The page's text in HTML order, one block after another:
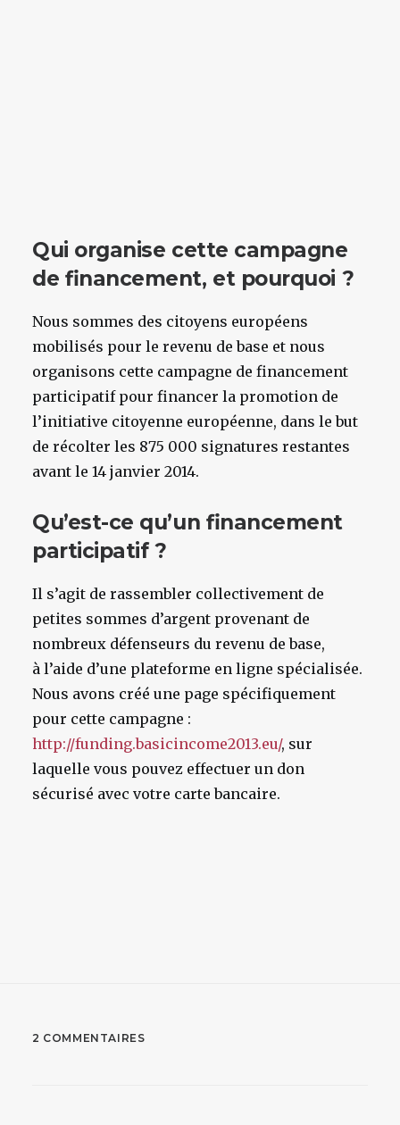
Qui organise cette campagne
de financement, et pourquoi ?
Nous sommes des citoyens européens
mobilisés pour le revenu de base et nous
organisons cette campagne de financement
participatif pour financer la promotion de
l’initiative citoyenne européenne, dans le but
de récolter les 875 000 signatures restantes
avant le 14 janvier 2014.
Qu’est-ce qu’un financement
participatif ?
Il s’agit de rassembler collectivement de
petites sommes d’argent provenant de
nombreux défenseurs du revenu de base,
à l’aide d’une plateforme en ligne spécialisée.
Nous avons créé une page spécifiquement
pour cette campagne :
http://funding.basicincome2013.eu/, sur
laquelle vous pouvez effectuer un don
sécurisé avec votre carte bancaire.
2 COMMENTAIRES